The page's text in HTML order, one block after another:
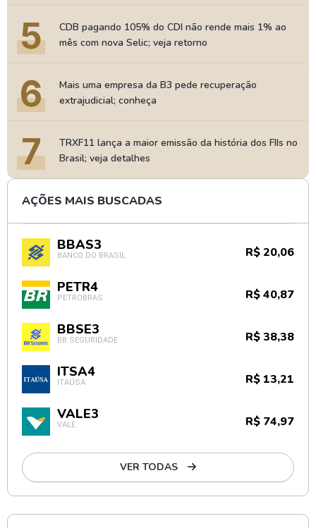
5
CDB pagando 105% do CDI não rende mais 1% ao
mês com nova Selic; veja retorno
6
Mais uma empresa da B3 pede recuperação
extrajudicial; conheça
7
TRXF11 lança a maior emissão da história dos FIIs no
Brasil; veja detalhes
AÇÕES MAIS BUSCADAS
BBAS3
BANCO DO BRASIL R$ 20,06
PETR4
PETROBRAS R$ 40,87
BBSE3
BB SEGURIDADE R$ 38,38
ITSA4
ITAÚSA R$ 13,21
VALE3
VALE R$ 74,97
VER TODAS